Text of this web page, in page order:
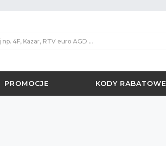
PROMOCJE KODY RABATOWE